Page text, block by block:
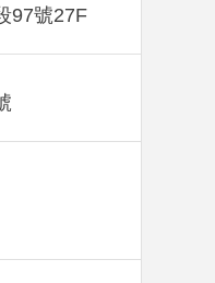
97號27F